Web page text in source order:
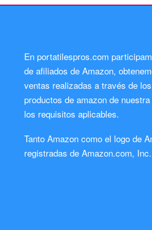
En portatilespros.com
de afiliados de Amazon,
ventas realizadas a través de
productos de amazon de
los requisitos aplicables.
Tanto Amazon como el logo de
registradas de Amazon.com,